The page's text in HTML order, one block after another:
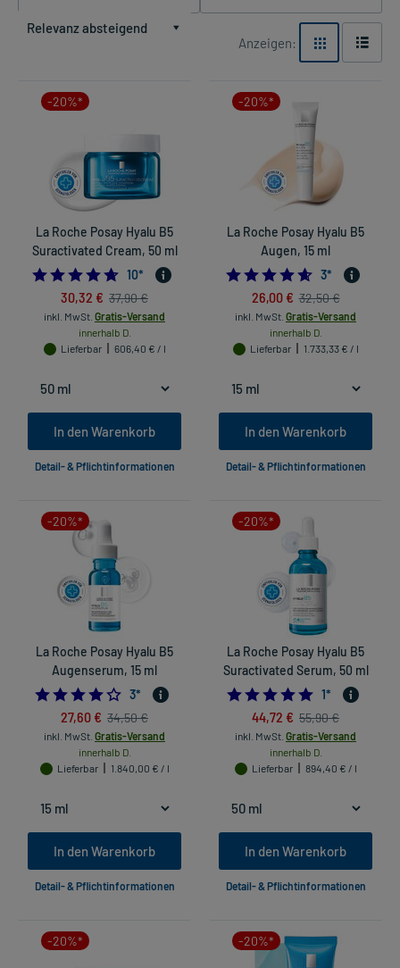
Relevanz absteigend
Anzeigen:
-20%*
La Roche Posay Hyalu B5
Suractivated Cream, 50 ml
4.7
10*
30,32 € 37,90 €
inkl. MwSt. Gratis-Versand
innerhalb D.
Lieferbar
606,40 € / l
In den Warenkorb
Detail- & Pflichtinformationen
-20%*
La Roche Posay Hyalu B5
Augen, 15 ml
3*
26,00 € 32,50 €
inkl. MwSt. Gratis-Versand
innerhalb D.
Lieferbar
1.733,33 € / l
In den Warenkorb
Detail- & Pflichtinformationen
-20%*
La Roche Posay Hyalu B5
Augenserum, 15 ml
4.0
3*
27,60 € 34,50 €
inkl. MwSt. Gratis-Versand
innerhalb D.
Lieferbar
1.840,00 € / l
In den Warenkorb
Detail- & Pflichtinformationen
-20%*
La Roche Posay Hyalu B5
Suractivated Serum, 50 ml
5.0
1*
44,72 € 55,90 €
inkl. MwSt. Gratis-Versand
innerhalb D.
Lieferbar
894,40 € / l
In den Warenkorb
Detail- & Pflichtinformationen
-20%* -20%*